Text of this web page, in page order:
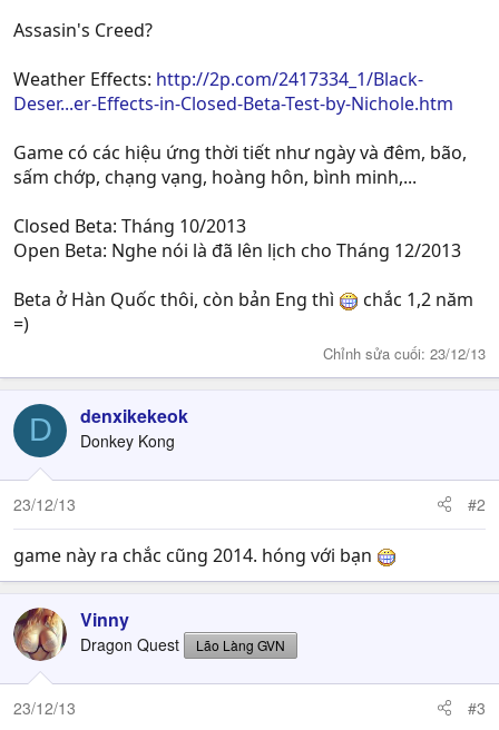
Assasin's Creed?
Weather Effects: http://2p.com/2417334_1/Black-
Deser...er-Effects-in-Closed-Beta-Test-by-Nichole.htm
Game có các hiệu ứng thời tiết như ngày và đêm, bão,
sấm chớp, chạng vạng, hoàng hôn, bình minh,...
Closed Beta: Tháng 10/2013
Open Beta: Nghe nói là đã lên lịch cho Tháng 12/2013
Beta ở Hàn Quốc thôi, còn bản Eng thì
chắc 1,2 năm
=)
Chỉnh sửa cuối: 23/12/13
D denxikekeok
Donkey Kong
23/12/13 #2
game này ra chắc cũng 2014. hóng với bạn
Vinny
Dragon Quest Lão Làng GVN
23/12/13 #3